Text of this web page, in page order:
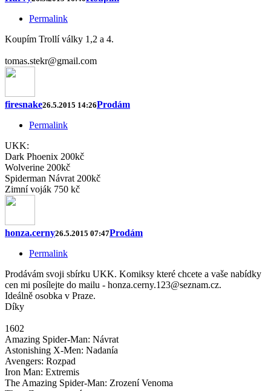
Permalink
Koupím Trollí války 1,2 a 4.
tomas.stekr@gmail.com
firesnake26.5.2015 14:26Prodám
Permalink
UKK:
Dark Phoenix 200kč
Wolverine 200kč
Spiderman Návrat 200kč
Zimní voják 750 kč
honza.cerny26.5.2015 07:47Prodám
Permalink
Prodávám svoji sbírku UKK. Komiksy které chcete a vaše nabídky
cen mi posílejte do mailu - honza.cerny.123@seznam.cz.
Ideálně osobka v Praze.
Díky
1602
Amazing Spider-Man: Návrat
Astonishing X-Men: Nadanía
Avengers: Rozpad
Iron Man: Extremis
The Amazing Spider-Man: Zrození Venoma